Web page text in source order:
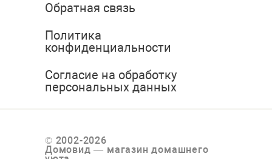
Обратная связь
Политика
конфиденциальности
Согласие на обработку
персональных данных
© 2002-2026
Домовид — магазин домашнего